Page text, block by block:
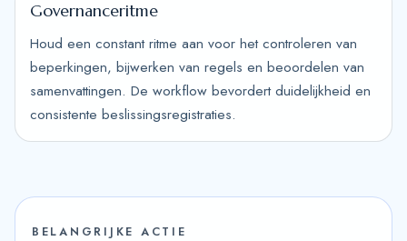
Governanceritme
Houd een constant ritme aan voor het controleren van
beperkingen, bijwerken van regels en beoordelen van
samenvattingen. De workflow bevordert duidelijkheid en
consistente beslissingsregistraties.
BELANGRIJKE ACTIE